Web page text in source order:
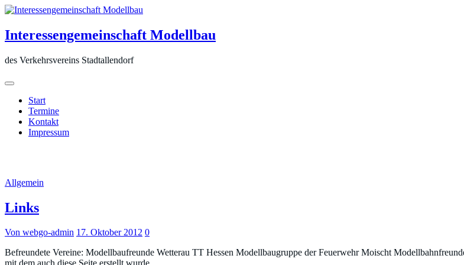
Zum
springen
Interessengemeinschaft Modellbau
des Verkehrsvereins Stadtallendorf
Start
Termine
Kontakt
Impressum
Allgemein
Links
Von webgo-admin 17. Oktober 2012 0
Befreundete Vereine: Modellbaufreunde Wetterau TT Hessen Modellbaugruppe der Feuerwehr Moischt